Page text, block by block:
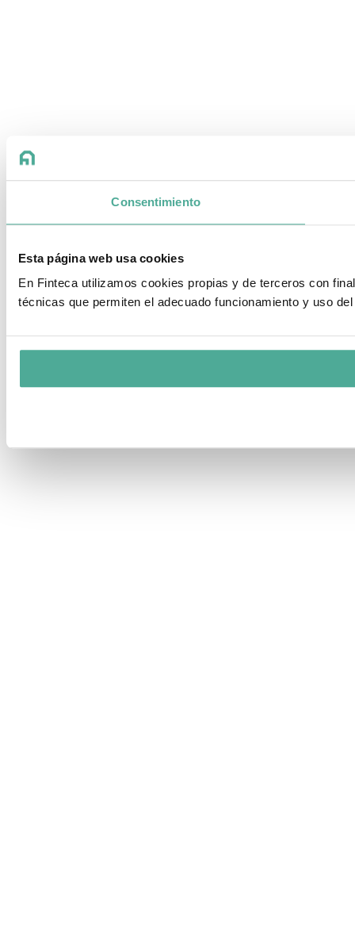
Consentimiento
Esta página web usa cookies
En Finteca utilizamos cookies propias y de terceros con
técnicas que permiten el adecuado funcionamiento y uso